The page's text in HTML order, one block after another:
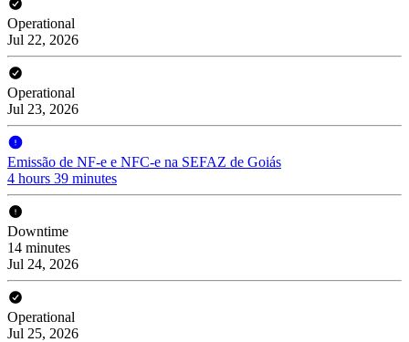
Operational
Jul 22, 2026
Operational
Jul 23, 2026
Emissão de NF-e e NFC-e na SEFAZ de Goiás
4 hours 39 minutes
Downtime
14 minutes
Jul 24, 2026
Operational
Jul 25, 2026